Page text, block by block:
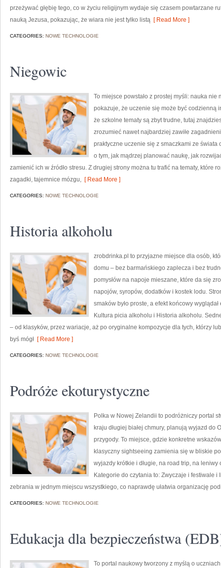
przeżywać głębię tego, co w życiu religijnym wydaje się czasem powtarzane
nauką Jezusa, pokazując, że wiara nie jest tylko listą [ Read More ]
CATEGORIES: NOWE TECHNOLOGIE
Niegowic
To miejsce powstało z prostej myśli: nauka
pokazuje, że uczenie się może być codzienną
że szkolne tematy są zbyt trudne, tutaj
zrozumieć nawet najbardziej zawiłe
praktyczne uczenie się z smaczkami ze świata
o tym, jak mądrzej planować naukę, jak
zamienić ich w źródło stresu. Z drugiej strony można tu trafić na tematy, które
zagadki, tajemnice mózgu, [ Read More ]
CATEGORIES: NOWE TECHNOLOGIE
Historia alkoholu
zrobdrinka.pl to przyjazne miejsce dla osób,
domu – bez barmańskiego zaplecza i bez
pomysłów na napoje mieszane, które da się
napojów, syropów, dodatków i kostek lodu.
smaków było proste, a efekt końcowy
Kultura picia alkoholu i Historia alkoholu.
– od klasyków, przez wariacje, aż po oryginalne kompozycje dla tych, którzy
byś mógł [ Read More ]
CATEGORIES: NOWE TECHNOLOGIE
Podróże ekoturystyczne
Polka w Nowej Zelandii to podróżniczy portal
kraju długiej białej chmury, planują wyjazd do
przygody. To miejsce, gdzie konkretne
klasyczny sightseeing zamienia się w bliskie
wyjazdy krótkie i długie, na road trip, na
Kategorie do czytania to: Zwyczaje i festiwale i
zebrania w jednym miejscu wszystkiego, co naprawdę ułatwia organizację
CATEGORIES: NOWE TECHNOLOGIE
Edukacja dla bezpieczeństwa
To portal naukowy tworzony z myślą o